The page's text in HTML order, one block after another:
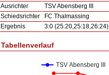
Ausrichter
TSV Abensberg III
Schiedsrichter
FC Thalmassing
Ergebnis
3:0 (25:20,25:18,26:24)
Tabellenverlauf
TSV Abensberg III